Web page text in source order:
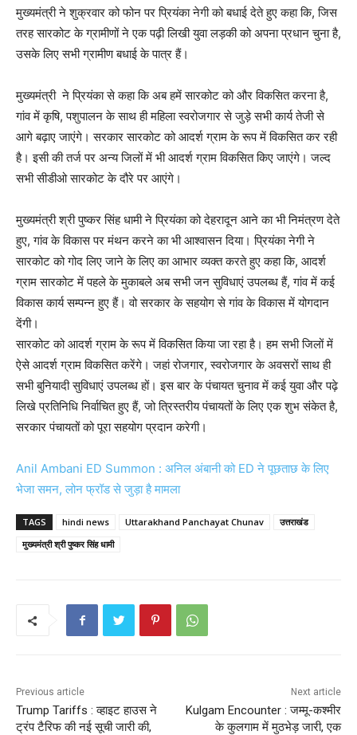
मुख्यमंत्री ने शुक्रवार को फोन पर प्रियंका नेगी को बधाई देते हुए कहा कि, जिस
तरह सारकोट के ग्रामीणों ने एक पढ़ी लिखी युवा लड़की को अपना प्रधान चुना है,
उसके लिए सभी ग्रामीण बधाई के पात्र हैं।
मुख्यमंत्री ने प्रियंका से कहा कि अब हमें सारकोट को और विकसित करना है,
गांव में कृषि, पशुपालन के साथ ही महिला स्वरोजगार से जुड़े सभी कार्य तेजी से
आगे बढ़ाए जाएंगे। सरकार सारकोट को आदर्श ग्राम के रूप में विकसित कर रही
है। इसी की तर्ज पर अन्य जिलों में भी आदर्श ग्राम विकसित किए जाएंगे। जल्द
सभी सीडीओ सारकोट के दौरे पर आएंगे।
मुख्यमंत्री श्री पुष्कर सिंह धामी ने प्रियंका को देहरादून आने का भी निमंत्रण देते
हुए, गांव के विकास पर मंथन करने का भी आश्वासन दिया। प्रियंका नेगी ने
सारकोट को गोद लिए जाने के लिए का आभार व्यक्त करते हुए कहा कि, आदर्श
ग्राम सारकोट में पहले के मुकाबले अब सभी जन सुविधाएं उपलब्ध हैं, गांव में कई
विकास कार्य सम्पन्न हुए हैं। वो सरकार के सहयोग से गांव के विकास में योगदान
देंगी।
सारकोट को आदर्श ग्राम के रूप में विकसित किया जा रहा है। हम सभी जिलों में
ऐसे आदर्श ग्राम विकसित करेंगे। जहां रोजगार, स्वरोजगार के अवसरों साथ ही
सभी बुनियादी सुविधाएं उपलब्ध हों। इस बार के पंचायत चुनाव में कई युवा और पढ़े
लिखे प्रतिनिधि निर्वाचित हुए हैं, जो त्रिस्तरीय पंचायतों के लिए एक शुभ संकेत है,
सरकार पंचायतों को पूरा सहयोग प्रदान करेगी।
Anil Ambani ED Summon : अनिल अंबानी को ED ने पूछताछ के लिए
भेजा समन, लोन फ्रॉड से जुड़ा है मामला
TAGS hindi news Uttarakhand Panchayat Chunav
उत्तराखंड
मुख्यमंत्री श्री पुष्कर सिंह धामी
Previous article
Trump Tariffs : व्हाइट हाउस ने
ट्रंप टैरिफ की नई सूची जारी की,
Next article
Kulgam Encounter : जम्मू-कश्मीर
के कुलगाम में मुठभेड़ जारी, एक